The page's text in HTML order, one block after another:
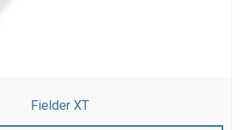
Fielder XT